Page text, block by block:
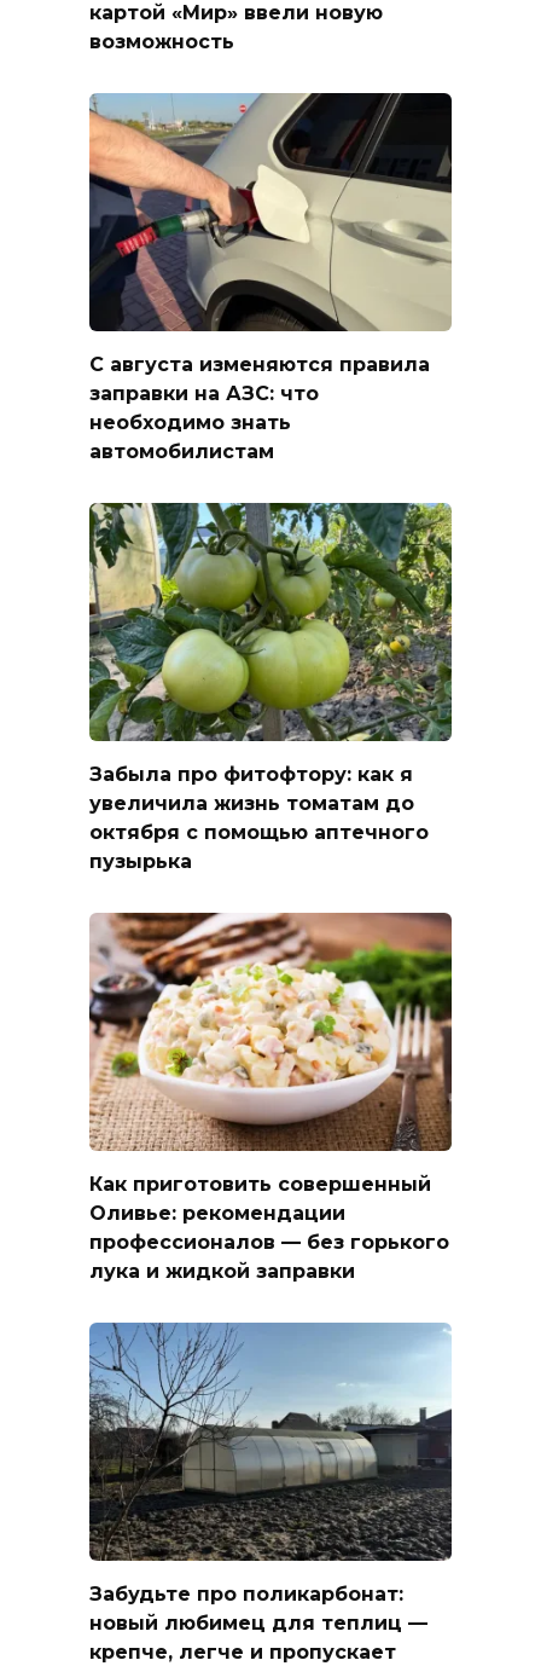
картой «Мир» ввели новую
возможность
С августа изменяются правила
заправки на АЗС: что
необходимо знать
автомобилистам
Забыла про фитофтору: как я
увеличила жизнь томатам до
октября с помощью аптечного
пузырька
Как приготовить совершенный
Оливье: рекомендации
профессионалов — без горького
лука и жидкой заправки
Забудьте про поликарбонат:
новый любимец для теплиц —
крепче, легче и пропускает